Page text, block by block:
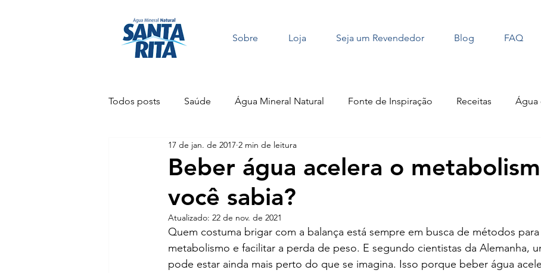
Sobre Loja Seja um Revendedor Blog FAQ
Todos posts Saúde Água Mineral Natural Fonte de Inspiração Receitas Água
Sustentabilidade Festas Pets
Beber água acelera o
você sabia?
17 de jan. de 2017 2 min de leitura
Atualizado: 22 de nov. de 2021
Quem costuma brigar com a balança está sempre em busca de métodos
metabolismo e facilitar a perda de peso. E segundo cientistas da Alemanha,
pode estar ainda mais perto do que se imagina. Isso porque beber água